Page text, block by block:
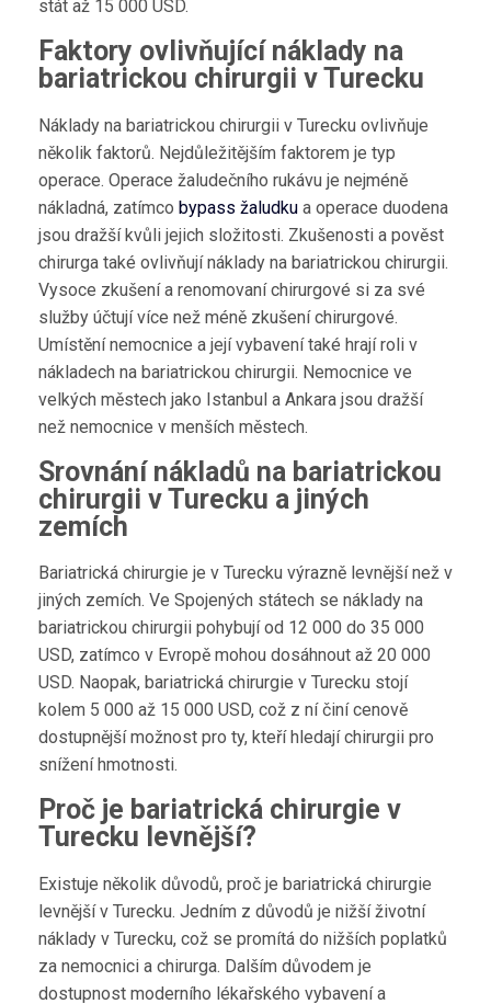
stát až 15 000 USD.
Faktory ovlivňující náklady na
bariatrickou chirurgii v Turecku
Náklady na bariatrickou chirurgii v Turecku ovlivňuje
několik faktorů. Nejdůležitějším faktorem je typ
operace. Operace žaludečního rukávu je nejméně
nákladná, zatímco bypass žaludkua operace duodena
jsou dražší kvůli jejich složitosti. Zkušenosti a pověst
chirurga také ovlivňují náklady na bariatrickou chirurgii.
Vysoce zkušení a renomovaní chirurgové si za své
služby účtují více než méně zkušení chirurgové.
Umístění nemocnice a její vybavení také hrají roli v
nákladech na bariatrickou chirurgii. Nemocnice ve
velkých městech jako Istanbul a Ankara jsou dražší
než nemocnice v menších městech.
Srovnání nákladů na bariatrickou
chirurgii v Turecku a jiných
zemích
Bariatrická chirurgie je v Turecku výrazně levnější než v
jiných zemích. Ve Spojených státech se náklady na
bariatrickou chirurgii pohybují od 12 000 do 35 000
USD, zatímco v Evropě mohou dosáhnout až 20 000
USD. Naopak, bariatrická chirurgie v Turecku stojí
kolem 5 000 až 15 000 USD, což z ní činí cenově
dostupnější možnost pro ty, kteří hledají chirurgii pro
snížení hmotnosti.
Proč je bariatrická chirurgie v
Turecku levnější?
Existuje několik důvodů, proč je bariatrická chirurgie
levnější v Turecku. Jedním z důvodů je nižší životní
náklady v Turecku, což se promítá do nižších poplatků
za nemocnici a chirurga. Dalším důvodem je
dostupnost moderního lékařského vybavení a